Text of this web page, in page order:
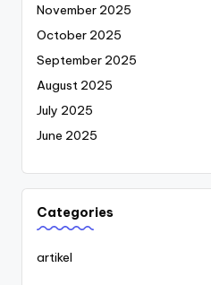
November 2025
October 2025
September 2025
August 2025
July 2025
June 2025
Categories
artikel